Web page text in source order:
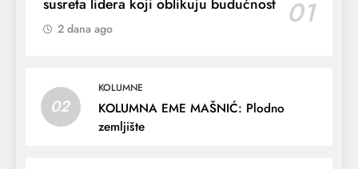
01
2 dana ago
02
KOLUMNE
KOLUMNA EME MAŠNIĆ: Plodno
zemljište